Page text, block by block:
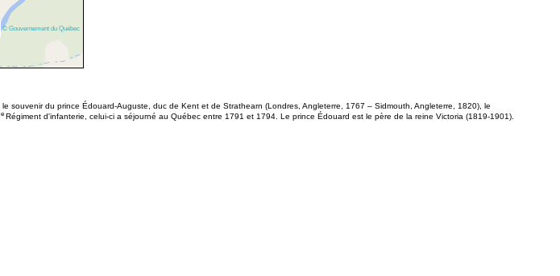
© Gouvernement du Québec
souvenir du prince Édouard-Auguste, duc de Kent et de Strathearn (Londres, Angleterre, 1767 – Sidmouth, Angleterre, 1820), le
e Régiment d'infanterie, celui-ci a séjourné au Québec entre 1791 et 1794. Le prince Édouard est le père de la reine Victoria (1819-1901).